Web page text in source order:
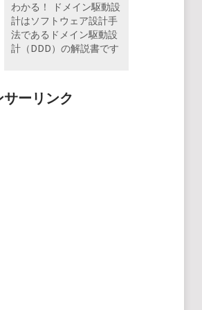
わかる！ ドメイン駆動設
計はソフトウェア設計手
法であるドメイン駆動設
計（DDD）の解説書です
ーリンク